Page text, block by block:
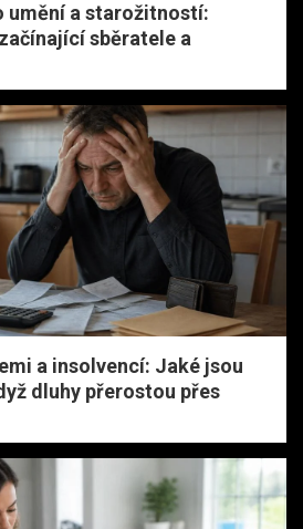
umění a starožitností:
sběratele a
a insolvencí: Jaké jsou
dluhy přerostou přes